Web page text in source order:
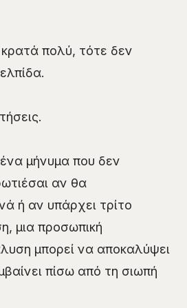
πολύ, τότε δεν
μήνυμα που δεν
αν θα
ή αν υπάρχει τρίτο
μια προσωπική
μπορεί να αποκαλύψει
πίσω από τη σιωπή